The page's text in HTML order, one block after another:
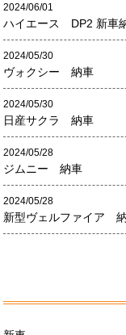
2024/06/01
ハイエース DP2 新車
2024/05/30
ヴォクシー 納車
2024/05/30
日産サクラ 納車
2024/05/28
ジムニー 納車
2024/05/28
新型ヴェルファイア